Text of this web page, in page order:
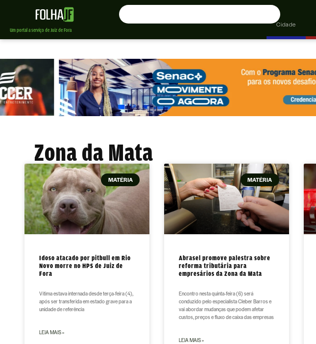
Um portal a serviço de Juiz de Fora
Cidade
Zona da Mata
MATÉRIA
Idoso atacado por pitbull em Rio
Novo morre no HPS de Juiz de
Fora
Vítima estava internada desde terça-feira (4),
após ser transferida em estado grave para a
unidade de referência
LEIA MAIS »
MATÉRIA
Abrasel promove palestra sobre
reforma tributária para
empresários da Zona da Mata
Encontro nesta quinta-feira (6) será
conduzido pelo especialista Cleber Barros e
vai abordar mudanças que podem afetar
custos, preços e fluxo de caixa das empresas
LEIA MAIS »